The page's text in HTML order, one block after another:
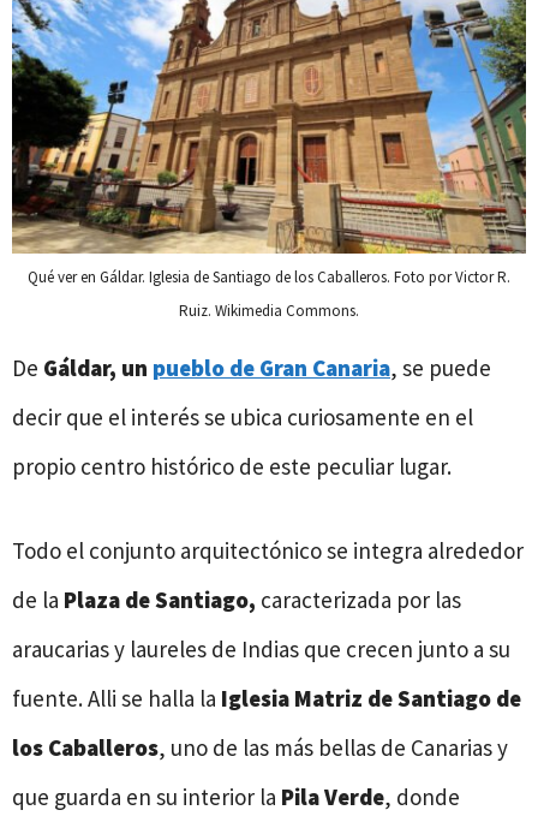
Qué ver en Gáldar. Iglesia de Santiago de los Caballeros. Foto por Victor R.
Ruiz. Wikimedia Commons.
De Gáldar, un pueblo de Gran Canaria, se puede
decir que el interés se ubica curiosamente en el
propio centro histórico de este peculiar lugar.
Todo el conjunto arquitectónico se integra alrededor
de la Plaza de Santiago, caracterizada por las
araucarias y laureles de Indias que crecen junto a su
fuente. Alli se halla la Iglesia Matriz de Santiago de
los Caballeros, uno de las más bellas de Canarias y
que guarda en su interior la Pila Verde, donde